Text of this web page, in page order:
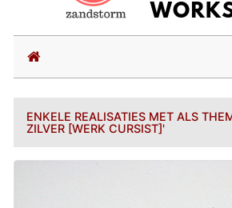
(current)
ENKELE REALISATIES MET ALS
ZILVER [WERK CURSIST]'